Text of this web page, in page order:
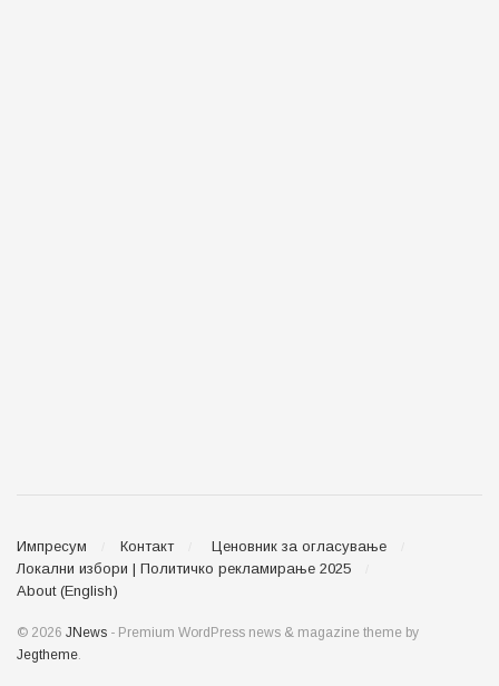
Импресум Контакт
Ценовник за огласување
Локални избори | Политичко рекламирање 2025
About (English)
© 2026 JNews - Premium WordPress news & magazine theme by
Jegtheme